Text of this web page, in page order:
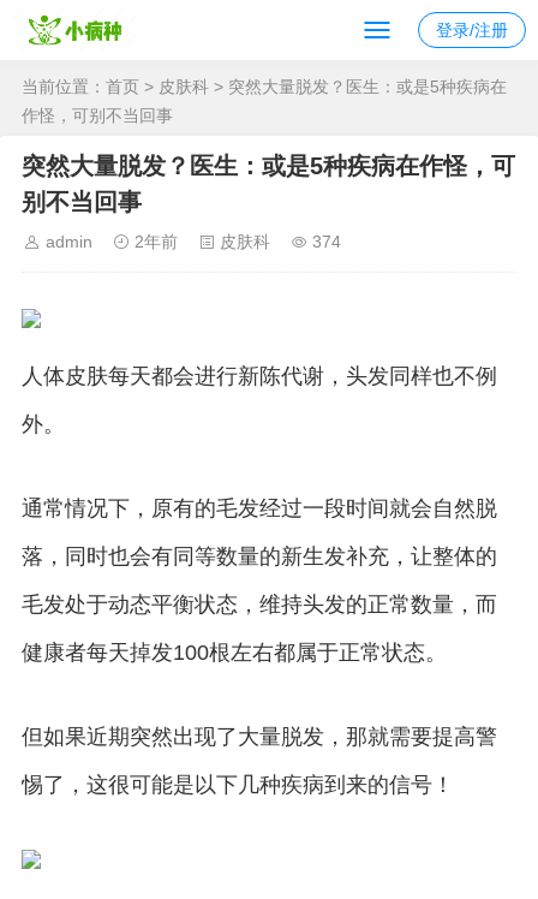
登录/注册
当前位置： 首页 > 皮肤科 > 突然大量脱发？医生：或是5种疾病在
作怪，可别不当回事
突然大量脱发？医生：或是5种疾病在作怪，可
别不当回事
admin 2年前 皮肤科 374
人体皮肤每天都会进行新陈代谢，头发同样也不例
外。
通常情况下，原有的毛发经过一段时间就会自然脱
落，同时也会有同等数量的新生发补充，让整体的
毛发处于动态平衡状态，维持头发的正常数量，而
健康者每天掉发100根左右都属于正常状态。
但如果近期突然出现了大量脱发，那就需要提高警
惕了，这很可能是以下几种疾病到来的信号！